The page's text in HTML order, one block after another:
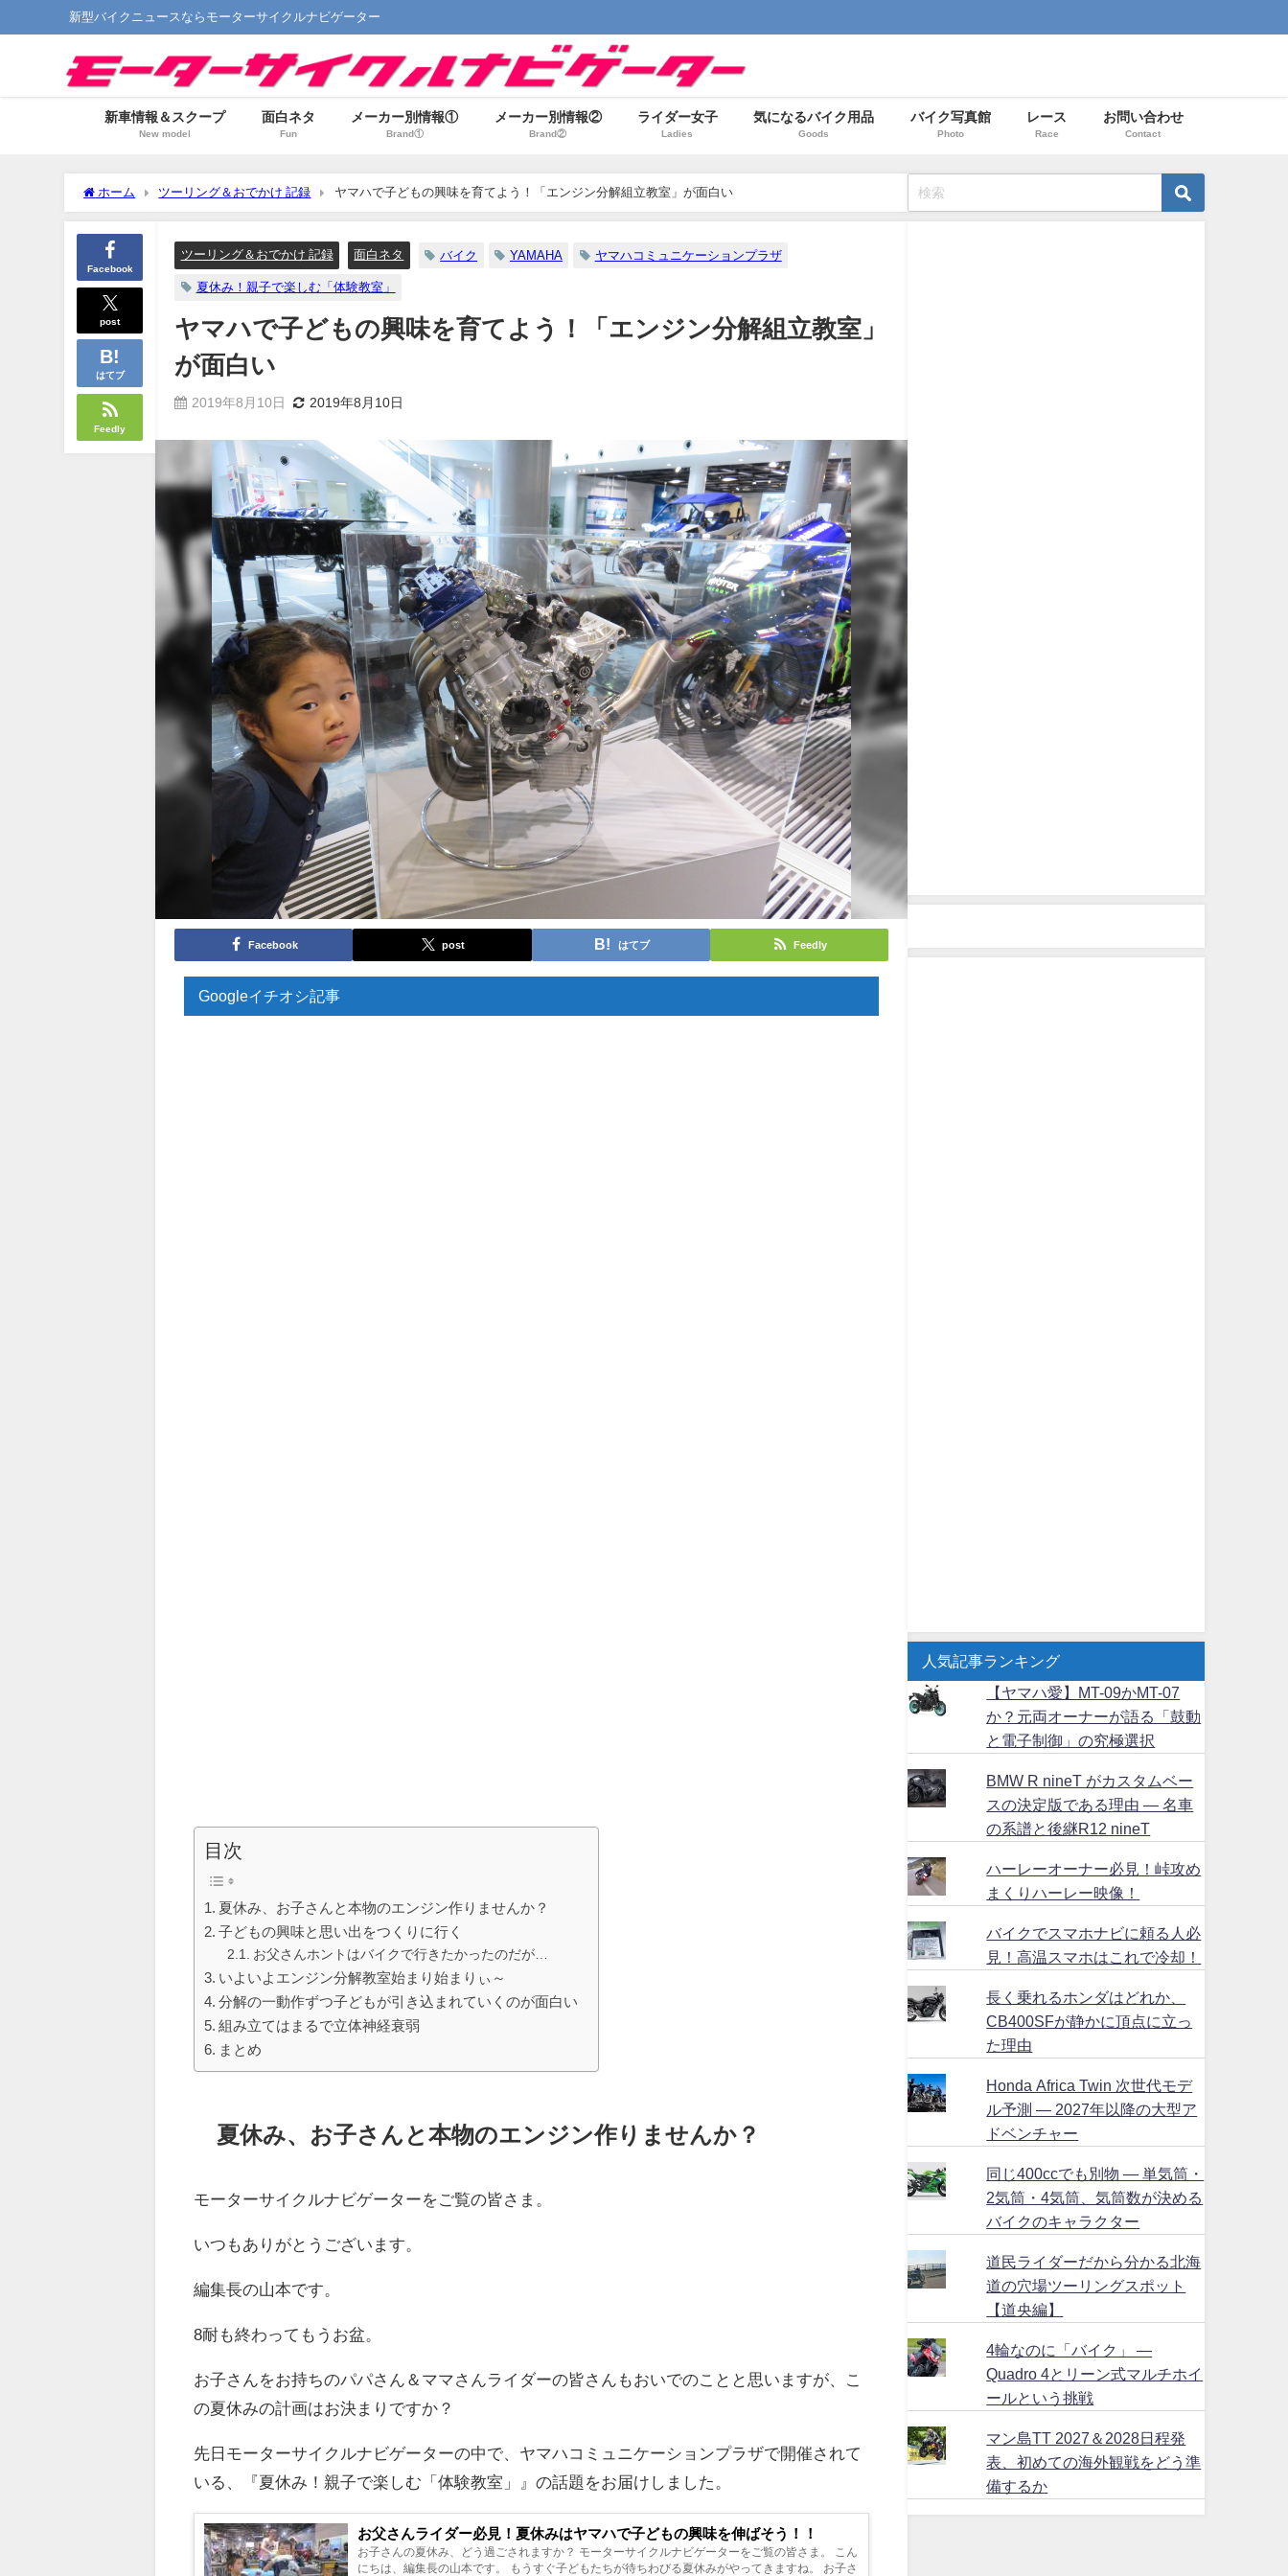
新型バイクニュースならモーターサイクルナビゲーター
新車情報＆スクープ
New model
面白ネタ
Fun
メーカー別情報①
Brand①
メーカー別情報②
Brand②
ライダー女子
Ladies
気になるバイク用品
Goods
バイク写真館
Photo
レース
Race
お問い合わせ
Contact
ホーム ツーリング＆おでかけ 記録 ヤマハで子どもの興味を育てよう！「エンジン分解組立教室」が面白い
Facebook
post
はてブ
Feedly
ツーリング＆おでかけ 記録 面白ネタ バイク YAMAHA ヤマハコミュニケーションプラザ
夏休み！親子で楽しむ「体験教室」
ヤマハで子どもの興味を育てよう！「エンジン分解組立教室」
が面白い
2019年8月10日 2019年8月10日
Facebook post はてブ Feedly
Googleイチオシ記事
目次
夏休み、お子さんと本物のエンジン作りませんか？
子どもの興味と思い出をつくりに行く
お父さんホントはバイクで行きたかったのだが…
いよいよエンジン分解教室始まり始まりぃ～
分解の一動作ずつ子どもが引き込まれていくのが面白い
組み立てはまるで立体神経衰弱
まとめ
夏休み、お子さんと本物のエンジン作りませんか？
モーターサイクルナビゲーターをご覧の皆さま。
いつもありがとうございます。
編集長の山本です。
8耐も終わってもうお盆。
お子さんをお持ちのパパさん＆ママさんライダーの皆さんもおいでのことと思いますが、こ
の夏休みの計画はお決まりですか？
先日モーターサイクルナビゲーターの中で、ヤマハコミュニケーションプラザで開催されて
いる、『夏休み！親子で楽しむ「体験教室」』の話題をお届けしました。
お父さんライダー必見！夏休みはヤマハで子どもの興味を伸ばそう！！
お子さんの夏休み、どう過ごされますか？ モーターサイクルナビゲーターをご覧の皆さま。 こん
にちは、編集長の山本です。 もうすぐ子どもたちが待ちわびる夏休みがやってきますね。 お子さ
人気記事ランキング
【ヤマハ愛】MT-09かMT-07
か？元両オーナーが語る「鼓動
と電子制御」の究極選択
BMW R nineT がカスタムベー
スの決定版である理由 ― 名車
の系譜と後継R12 nineT
ハーレーオーナー必見！峠攻め
まくりハーレー映像！
バイクでスマホナビに頼る人必
見！高温スマホはこれで冷却！
長く乗れるホンダはどれか、
CB400SFが静かに頂点に立っ
た理由
Honda Africa Twin 次世代モデ
ル予測 ― 2027年以降の大型ア
ドベンチャー
同じ400ccでも別物 ― 単気筒・
2気筒・4気筒、気筒数が決める
バイクのキャラクター
道民ライダーだから分かる北海
道の穴場ツーリングスポット
【道央編】
4輪なのに「バイク」 ―
Quadro 4とリーン式マルチホイ
ールという挑戦
マン島TT 2027＆2028日程発
表、初めての海外観戦をどう準
備するか